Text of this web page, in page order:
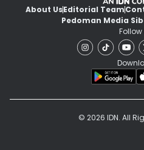
About UsEditorial Team
Pedoman Media
Follow
© 2026 IDN. All